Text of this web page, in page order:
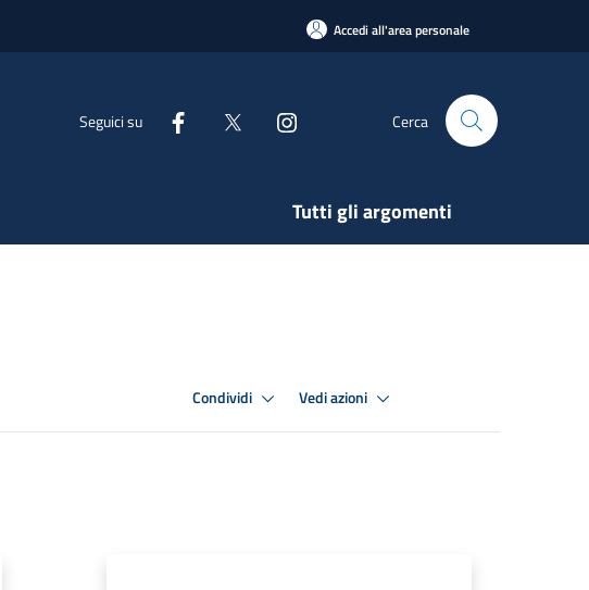
Accedi all'area personale
Seguici su Cerca
Tutti gli argomenti
Condividi Vedi azioni